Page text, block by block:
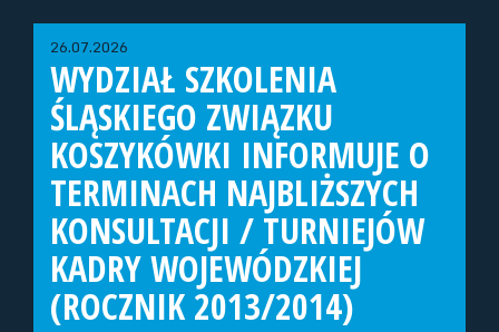
26.07.2026
WYDZIAŁ SZKOLENIA
ŚLĄSKIEGO ZWIĄZKU
KOSZYKÓWKI INFORMUJE O
TERMINACH NAJBLIŻSZYCH
KONSULTACJI / TURNIEJÓW
KADRY WOJEWÓDZKIEJ
(ROCZNIK 2013/2014)